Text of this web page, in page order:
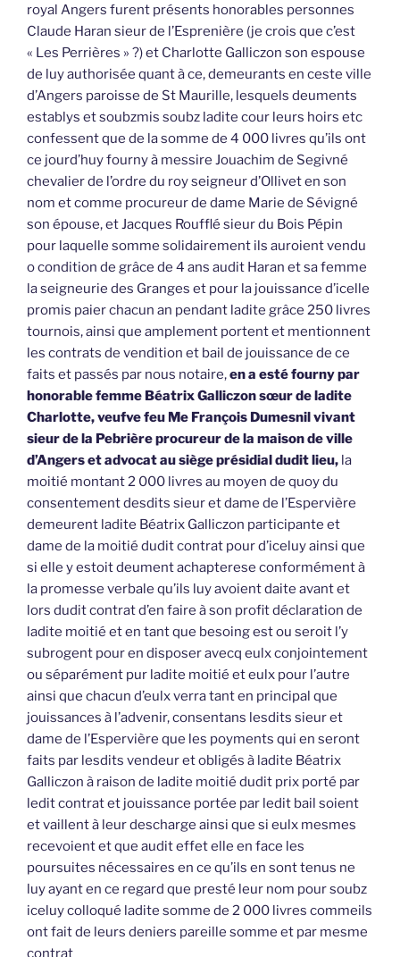
royal Angers furent présents honorables personnes
Claude Haran sieur de l’Esprenière (je crois que c’est
« Les Perrières » ?) et Charlotte Galliczon son espouse
de luy authorisée quant à ce, demeurants en ceste ville
d’Angers paroisse de St Maurille, lesquels deuments
establys et soubzmis soubz ladite cour leurs hoirs etc
confessent que de la somme de 4 000 livres qu’ils ont
ce jourd’huy fourny à messire Jouachim de Segivné
chevalier de l’ordre du roy seigneur d’Ollivet en son
nom et comme procureur de dame Marie de Sévigné
son épouse, et Jacques Roufflé sieur du Bois Pépin
pour laquelle somme solidairement ils auroient vendu
o condition de grâce de 4 ans audit Haran et sa femme
la seigneurie des Granges et pour la jouissance d’icelle
promis paier chacun an pendant ladite grâce 250 livres
tournois, ainsi que amplement portent et mentionnent
les contrats de vendition et bail de jouissance de ce
faits et passés par nous notaire,en a esté fourny par
honorable femme Béatrix Galliczon sœur de ladite
Charlotte, veufve feu Me François Dumesnil vivant
sieur de la Pebrière procureur de la maison de ville
d’Angers et advocat au siège présidial dudit lieu, la
moitié montant 2 000 livres au moyen de quoy du
consentement desdits sieur et dame de l’Espervière
demeurent ladite Béatrix Galliczon participante et
dame de la moitié dudit contrat pour d’iceluy ainsi que
si elle y estoit deument achapterese conformément à
la promesse verbale qu’ils luy avoient daite avant et
lors dudit contrat d’en faire à son profit déclaration de
ladite moitié et en tant que besoing est ou seroit l’y
subrogent pour en disposer avecq eulx conjointement
ou séparément pur ladite moitié et eulx pour l’autre
ainsi que chacun d’eulx verra tant en principal que
jouissances à l’advenir, consentans lesdits sieur et
dame de l’Espervière que les poyments qui en seront
faits par lesdits vendeur et obligés à ladite Béatrix
Galliczon à raison de ladite moitié dudit prix porté par
ledit contrat et jouissance portée par ledit bail soient
et vaillent à leur descharge ainsi que si eulx mesmes
recevoient et que audit effet elle en face les
poursuites nécessaires en ce qu’ils en sont tenus ne
luy ayant en ce regard que presté leur nom pour soubz
iceluy colloqué ladite somme de 2 000 livres commeils
ont fait de leurs deniers pareille somme et par mesme
contrat